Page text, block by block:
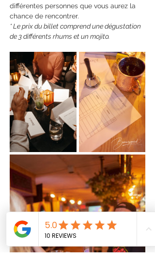
différentes personnes que vous aurez la
chance de rencontrer.
* Le prix du billet comprend une dégustation
de 3 différents rhums et un mojito.